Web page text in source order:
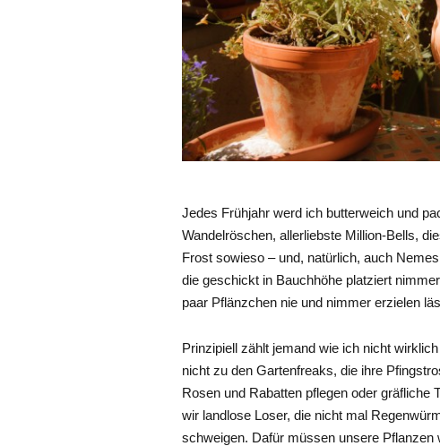
Jedes Frühjahr werd ich butterweich und
Wandelröschen, allerliebste Million-Bells,
Frost sowieso – und, natürlich, auch
die geschickt in Bauchhöhe platziert
paar Pflänzchen nie und nimmer erzielen
Prinzipiell zählt jemand wie ich nicht
nicht zu den Gartenfreaks, die ihre
Rosen und Rabatten pflegen oder gräfliche
wir landlose Loser, die nicht mal
schweigen. Dafür müssen unsere